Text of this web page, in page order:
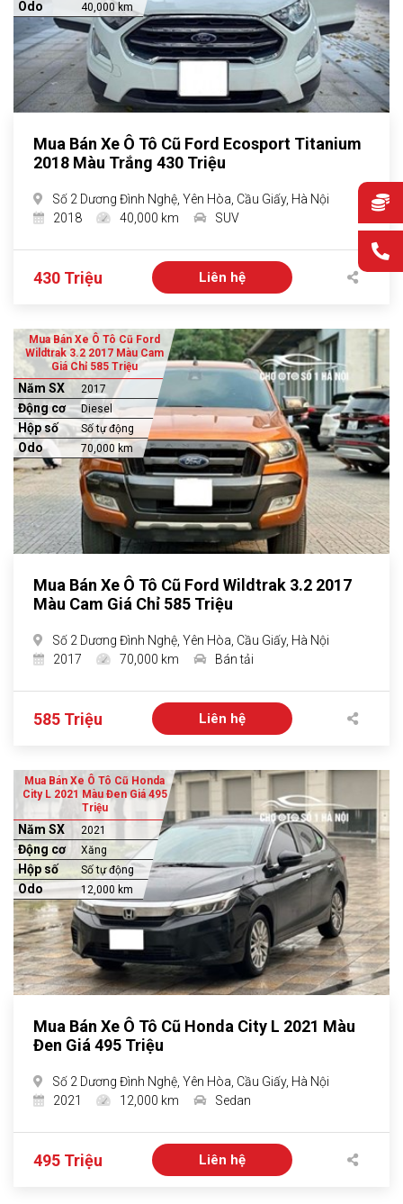
Odo 40,000 km
Mua Bán Xe Ô Tô Cũ Ford Ecosport Titanium
2018 Màu Trắng 430 Triệu
Số 2 Dương Đình Nghệ, Yên Hòa, Cầu Giấy, Hà Nội
2018
40,000 km SUV
430 Triệu Liên hệ
Mua Bán Xe Ô Tô Cũ Ford
Wildtrak 3.2 2017 Màu Cam
Giá Chỉ 585 Triệu
Năm SX 2017
Động cơ Diesel
Hộp số Số tự động
Odo 70,000 km
Mua Bán Xe Ô Tô Cũ Ford Wildtrak 3.2 2017
Màu Cam Giá Chỉ 585 Triệu
Số 2 Dương Đình Nghệ, Yên Hòa, Cầu Giấy, Hà Nội
2017
70,000 km Bán tải
585 Triệu Liên hệ
Mua Bán Xe Ô Tô Cũ Honda
City L 2021 Màu Đen Giá 495
Triệu
Năm SX 2021
Động cơ Xăng
Hộp số Số tự động
Odo 12,000 km
Mua Bán Xe Ô Tô Cũ Honda City L 2021 Màu
Đen Giá 495 Triệu
Số 2 Dương Đình Nghệ, Yên Hòa, Cầu Giấy, Hà Nội
2021
12,000 km Sedan
495 Triệu Liên hệ